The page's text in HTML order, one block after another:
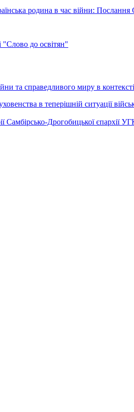
родина в час війни:
до освітян"
та справедливого миру в контексті
в теперішній ситуації
Самбірсько-Дрогобицької єпархії